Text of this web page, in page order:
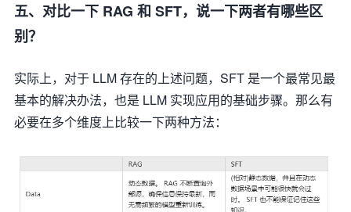
五、对比一下 RAG 和 SFT，说一下两者有哪些区
别？
实际上，对于 LLM 存在的上述问题，SFT 是一个最常见最
基本的解决办法，也是 LLM 实现应用的基础步骤。那么有
必要在多个维度上比较一下两种方法：